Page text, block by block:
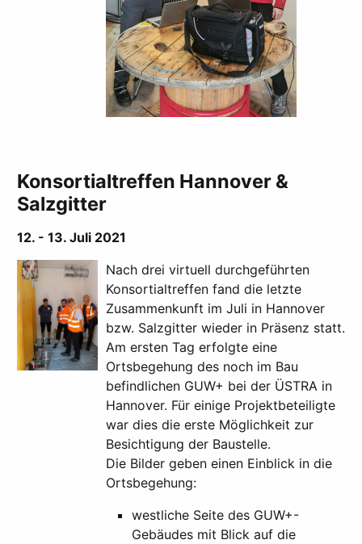
Konsortialtreffen Hannover &
Salzgitter
12. - 13. Juli 2021
Nach drei virtuell durchgeführten
Konsortialtreffen fand die letzte
Zusammenkunft im Juli in Hannover
bzw. Salzgitter wieder in Präsenz statt.
Am ersten Tag erfolgte eine
Ortsbegehung des noch im Bau
befindlichen GUW+ bei der ÜSTRA in
Hannover. Für einige Projektbeteiligte
war dies die erste Möglichkeit zur
Besichtigung der Baustelle.
Die Bilder geben einen Einblick in die
Ortsbegehung:
westliche Seite des GUW+-
Gebäudes mit Blick auf die